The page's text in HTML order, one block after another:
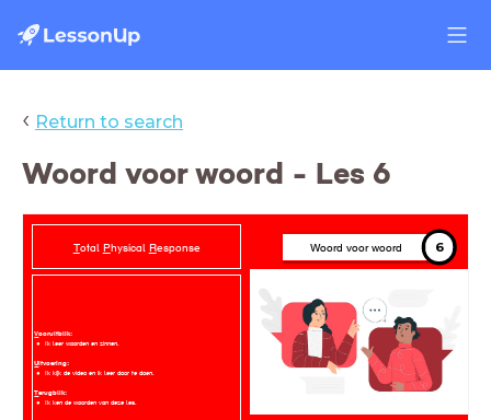
‹ Return to search
Woord voor woord - Les 6
Total Physical Response
Vooruitblik:
Ik leer woorden en zinnen.
Uitvoering:
Ik kijk de video en ik leer door te doen.
Terugblik:
Ik ken de woorden van deze les.
Woord voor woord 6